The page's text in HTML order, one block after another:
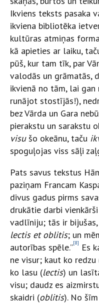
Ikviens teksts pasaka
ikviena bibliotēka
kultūras atmiņas
kā apieties ar laiku,
pūš, kur tam tīk, par
valodās un grāmatās,
ikvienā no tām, lai
runājot stostījās!),
bez Vārda un Gara
pierakstu un sarakstu
visušo okeānu, taču
spoguļojas viss sāļi
Pats savus tekstus
paziņam Francam
divus gadus pirms
drukātie darbi
vadlīniju; tās ir
lectis et oblitis; un
autorības spēle.”[8] Es
ne visur; kaut ko redzu
ko lasu (lectis) un
visu; daudz es
skaidri (oblitis). No